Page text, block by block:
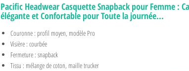
Pacific Headwear Casquette Snapback pour Femme :
élégante et Confortable pour Toute la journée...
Couronne : profil moyen, modèle Pro
Visière : courbée
Fermeture : snapback
Tissu : mélange de coton, maille trucker